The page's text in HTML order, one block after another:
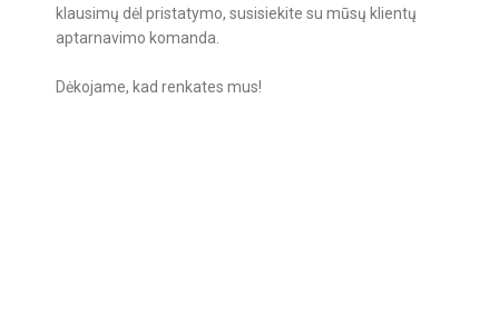
klausimų dėl pristatymo, susisiekite su mūsų klientų
aptarnavimo komanda.
Dėkojame, kad renkates mus!